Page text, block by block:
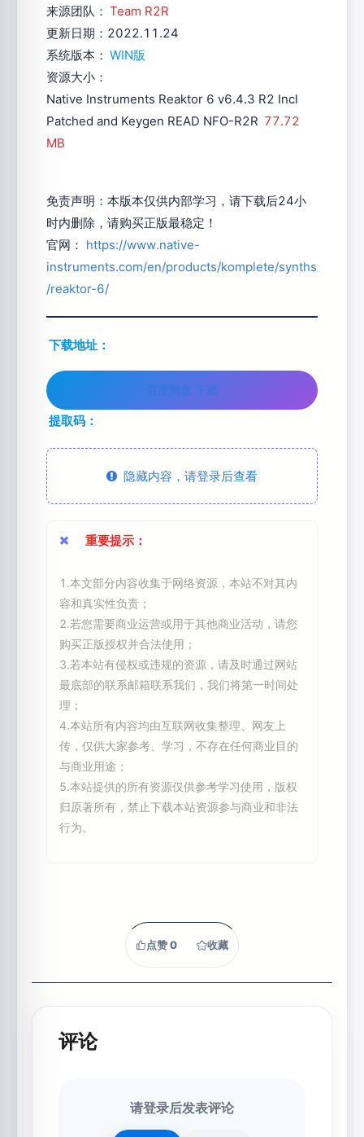
来源团队： Team R2R
更新日期：2022.11.24
系统版本： WIN版
资源大小：
Native Instruments Reaktor 6 v6.4.3 R2 Incl
Patched and Keygen READ NFO-R2R 77.72
MB
免责声明：本版本仅供内部学习，请下载后24小
时内删除，请购买正版最稳定！
官网： https://www.native-
instruments.com/en/products/komplete/synths
/reaktor-6/
下载地址：
百度网盘 下载
提取码：
隐藏内容，请登录后查看
重要提示：
1.本文部分内容收集于网络资源，本站不对其内
容和真实性负责；
2.若您需要商业运营或用于其他商业活动，请您
购买正版授权并合法使用；
3.若本站有侵权或违规的资源，请及时通过网站
最底部的联系邮箱联系我们，我们将第一时间处
理；
4.本站所有内容均由互联网收集整理、网友上
传，仅供大家参考、学习，不存在任何商业目的
与商业用途；
5.本站提供的所有资源仅供参考学习使用，版权
归原著所有，禁止下载本站资源参与商业和非法
行为。
点赞0 收藏
评论
请登录后发表评论